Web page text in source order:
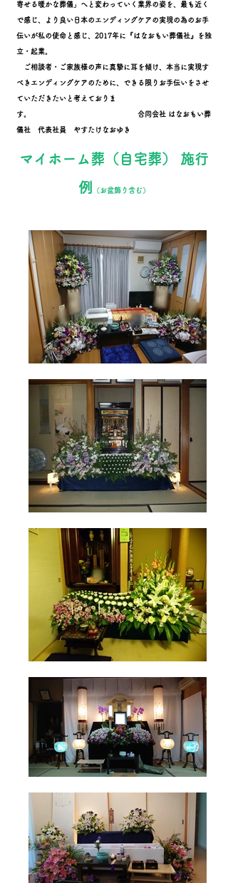
寄せる暖かな葬儀」へと変わっていく業界の姿を、最も近く
で感じ、より良い日本のエンディングケアの実現の為のお手
伝いが私の使命と感じ、2017年に『はなおもい葬儀社』を独
立・起業。
ご相談者・ご家族様の声に真摯に耳を傾け、本当に実現す
べきエンディングケアのために、できる限りお手伝いをさせ
ていただきたいと考えておりま
す。 合同会社 はなおもい葬
儀社 代表社員 やすたけなおゆき
​マイホーム葬（自宅葬） 施行
例
（お盆飾り含む）